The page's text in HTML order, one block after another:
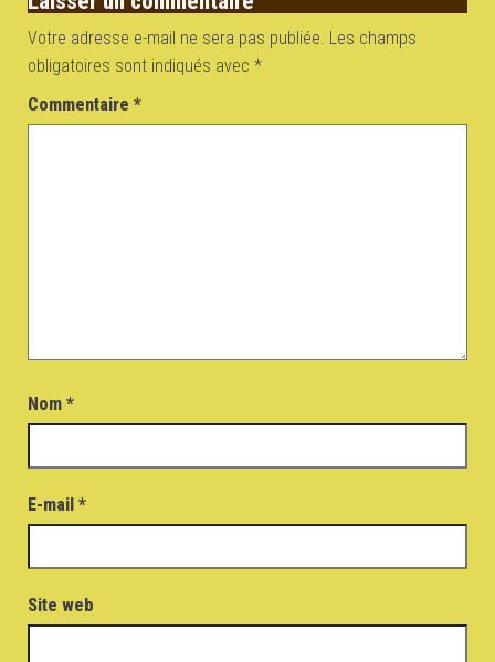
Votre adresse e-mail ne sera pas publiée. Les champs
obligatoires sont indiqués avec *
Commentaire *
Nom *
E-mail *
Site web